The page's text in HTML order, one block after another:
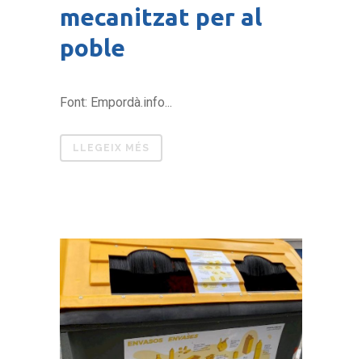
mecanitzat per al
poble
Font: Empordà.info...
LLEGEIX MÉS